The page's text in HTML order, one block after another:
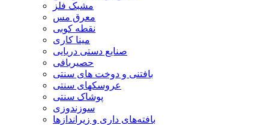
مشبک فلز
معرق مس
نقطه کوبی
مینا کاری
صنایع دستی دریایی
حصیربافی
بافتنی‌ و دوخت های سنتی
عروسکهای سنتی
پوشاک سنتی
سوزندوزی
بافته‌های داری و زیراندازها